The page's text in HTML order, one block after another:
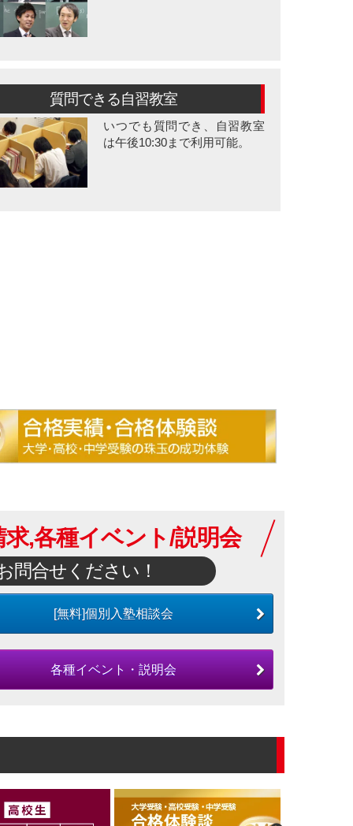
質問できる自習教室
いつでも質問でき、自習教室
は午後10:30まで利用可能。
求,各種イベント/説明会
問合せください！
[無料]個別入塾相談会
各種イベント・説明会